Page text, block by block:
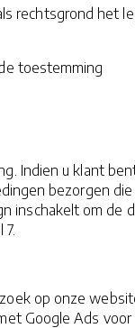
rechtsgrond het
toestemming
Indien u klant
bezorgen
inschakelt om de
op onze
Google Ads voor